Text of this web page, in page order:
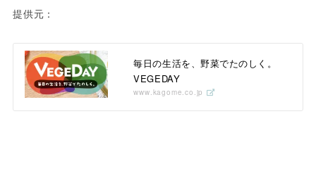
提供元：
毎日の生活を、野菜でたのしく。
VEGEDAY
www.kagome.co.jp